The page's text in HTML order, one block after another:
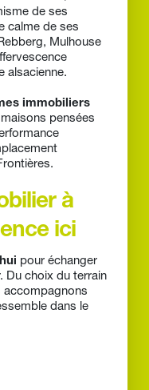
de ses
calme de ses
Mulhouse
alsacienne.
immobiliers
pensées
à
ici
pour échanger
Du choix du terrain
accompagnons
dans le